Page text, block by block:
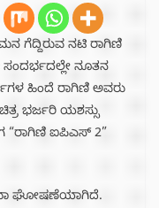
ಗೆದ್ದಿರುವ ನಟಿ ರಾಗಿಣಿ
ನೂತನ
ಹಿಂದೆ ರಾಗಿಣಿ ಅವರು
ಭರ್ಜರಿ ಯಶಸ್ಸು
“ರಾಗಿಣಿ ಐಪಿಎಸ್ 2”
ಘೋಷಣೆಯಾಗಿದೆ.